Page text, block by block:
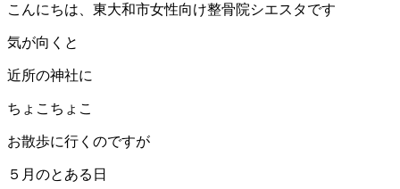
こんにちは、東大和市女性向け整骨院シエスタです
気が向くと
近所の神社に
ちょこちょこ
お散歩に行くのですが
５月のとある日